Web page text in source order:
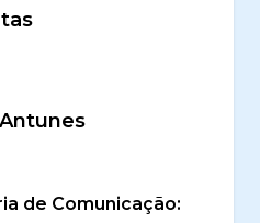
de Comunicação: